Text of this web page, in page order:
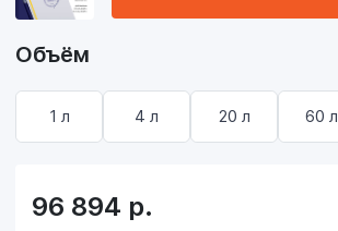
Объём
1 л 4 л 20 л 60 л
96 894 р.